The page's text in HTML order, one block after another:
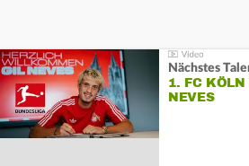
Nächstes
1. FC KÖLN
NEVES